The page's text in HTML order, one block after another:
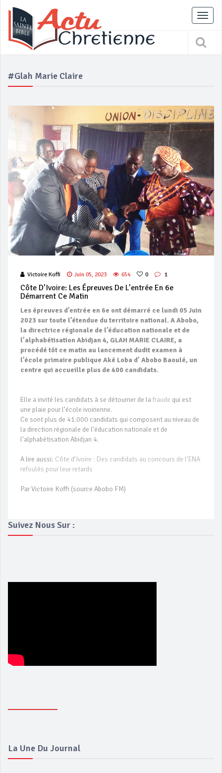
#Glah Marie Claire
Victoire Koffi Juin 05, 2023 654 0 1
Côte D’Ivoire: Les Épreuves De L’entrée En 6e
Démarrent Ce Matin
Les épreuves d’entrée en 6e ont démarré ce lundi 05 Juin
2023 sur toute l’étendue du territoire national. A Abobo,
la directrice régionale de l’éducation nationale et de
l’alphabétisation Abidjan 4, GLAH MARIE CLAIRE, a
procédé tôt ce matin au lancement dudit examen à
l’école primaire publique Aké Loba d’ Abobo Baoulé, un
centre qui accueille plus de 400 candidats.
Elle a invité les candidats à se détourner de la fraude qui est
une plaie pour l’école ivoirienne.
Ce sont plus de 41.000 candidats qui composent au niveau de
la direction régionale de l’éducation nationale et de
l’alphabétisation Abidjan 4.
A lire aussi: Côte d’Ivoire : Des candidats au concours de l’ENA
refoulés pour leur retards
Par Victoire Koffi (source Abobo FM)
Suivez Nous Sur :
La Une Du Journal